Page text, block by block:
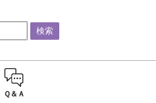
Ｑ＆Ａ